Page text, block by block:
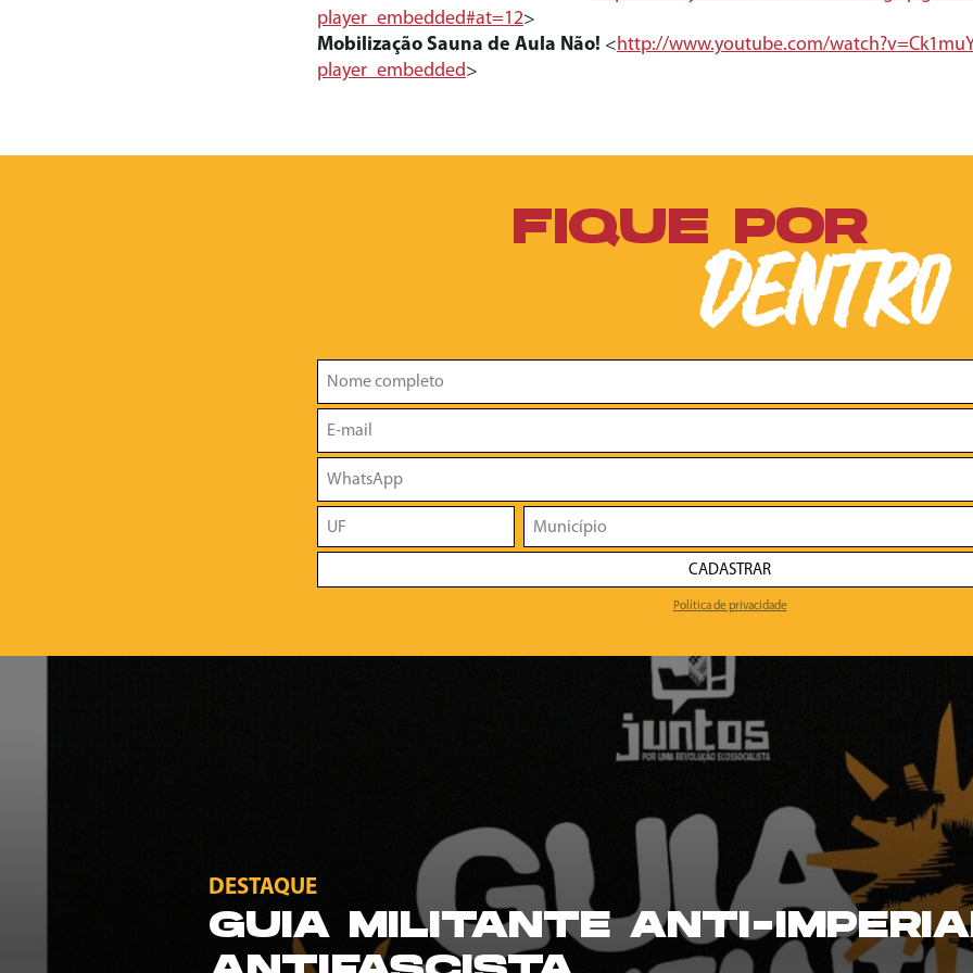
player_embedded#at=12>
Mobilização Sauna de Aula Não! <http://www.youtube.com/
player_embedded>
FIQUE POR
DENTRO
CADASTRAR
Política de privacidade
DESTAQUE
GUIA MILITANTE ANTI-